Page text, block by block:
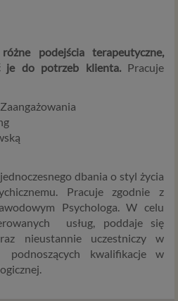
podejścia terapeutyczne,
je do potrzeb klienta.Pracuje
dbania o styl życia
Pracuje zgodnie z
Psychologa. W celu
usług, poddaje się
nieustannie uczestniczy w
kwalifikacje w
Psychoradę. Dane osobowe
cookies lub podobnych
instalowanych przez nas
na naszych stronach i
podczas korzystania z
wymaga podstawy
danych, a w
naszych usług wystąpią, co do
do zawarcia lub
jesteś stroną. Umowa to,
regulamin serwisu i